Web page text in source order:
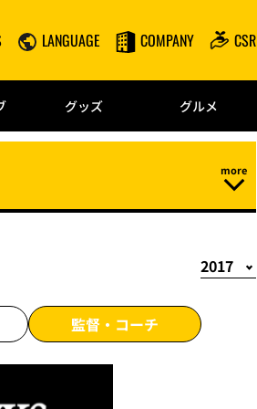
LANGUAGE COMPANY CSR
グッズ グルメ
監督・ コーチ